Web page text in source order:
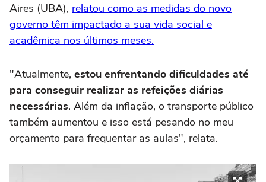
Aires (UBA), relatou como as medidas do novo
governo têm impactado a sua vida social e
acadêmica nos últimos meses.
"Atualmente, estou enfrentando dificuldades até
para conseguir realizar as refeições diárias
necessárias. Além da inflação, o transporte público
também aumentou e isso está pesando no meu
orçamento para frequentar as aulas", relata.